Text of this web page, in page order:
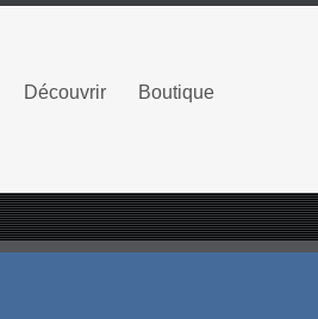
Découvrir Boutique